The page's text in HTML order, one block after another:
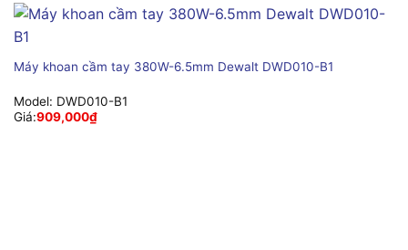
Máy khoan cầm tay 380W-6.5mm Dewalt DWD010-B1
Model: DWD010-B1
Giá:909,000₫